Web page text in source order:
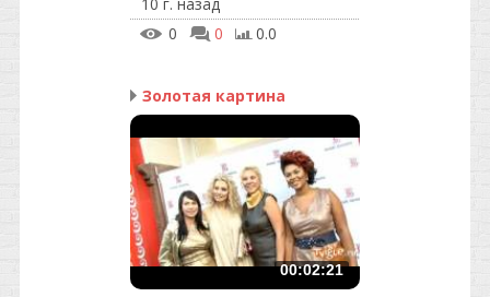
0
0 0.0
Золотая картина
00:02:21